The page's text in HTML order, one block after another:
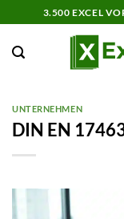
Inhalt
springen
3.500 EXCEL
UNTERNEHMEN
DIN EN